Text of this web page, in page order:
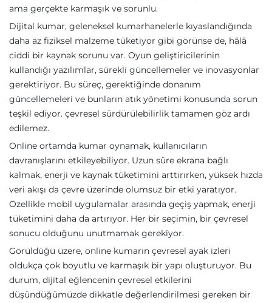
ama gerçekte karmaşık ve sorunlu.
Dijital kumar, geleneksel kumarhanelerle kıyaslandığında
daha az fiziksel malzeme tüketiyor gibi görünse de, hâlâ
ciddi bir kaynak sorunu var. Oyun geliştiricilerinin
kullandığı yazılımlar, sürekli güncellemeler ve inovasyonlar
gerektiriyor. Bu süreç, gerektiğinde donanım
güncellemeleri ve bunların atık yönetimi konusunda sorun
teşkil ediyor. çevresel sürdürülebilirlik tamamen göz ardı
edilemez.
Online ortamda kumar oynamak, kullanıcıların
davranışlarını etkileyebiliyor. Uzun süre ekrana bağlı
kalmak, enerji ve kaynak tüketimini arttırırken, yüksek hızda
veri akışı da çevre üzerinde olumsuz bir etki yaratıyor.
Özellikle mobil uygulamalar arasında geçiş yapmak, enerji
tüketimini daha da artırıyor. Her bir seçimin, bir çevresel
sonucu olduğunu unutmamak gerekiyor.
Görüldüğü üzere, online kumarın çevresel ayak izleri
oldukça çok boyutlu ve karmaşık bir yapı oluşturuyor. Bu
durum, dijital eğlencenin çevresel etkilerini
düşündüğümüzde dikkatle değerlendirilmesi gereken bir